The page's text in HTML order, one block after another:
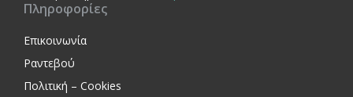
Πληροφορίες
Επικοινωνία
Ραντεβού
Πολιτική – Cookies